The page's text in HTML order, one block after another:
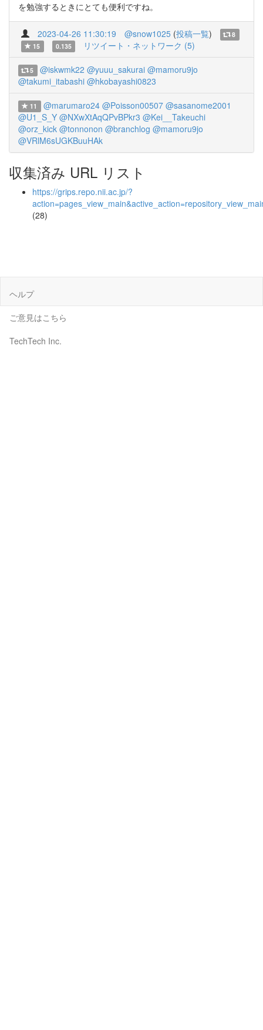
を勉強するときにとても便利ですね。
2023-04-26 11:30:19 @snow1025 (投稿一覧)
8
15
0.135 リツイート・ネットワーク (5)
5 @iskwmk22 @yuuu_sakurai @mamoru9jo
@takumi_itabashi @hkobayashi0823
11 @marumaro24 @Poisson00507 @sasanome2001
@U1_S_Y @NXwXtAqQPvBPkr3 @Kei__Takeuchi
@orz_kick @tonnonon @branchlog @mamoru9jo
@VRlM6sUGKBuuHAk
収集済み URL リスト
https://grips.repo.nii.ac.jp/?
(28)
ヘルプ
ご意見はこちら
TechTech Inc.